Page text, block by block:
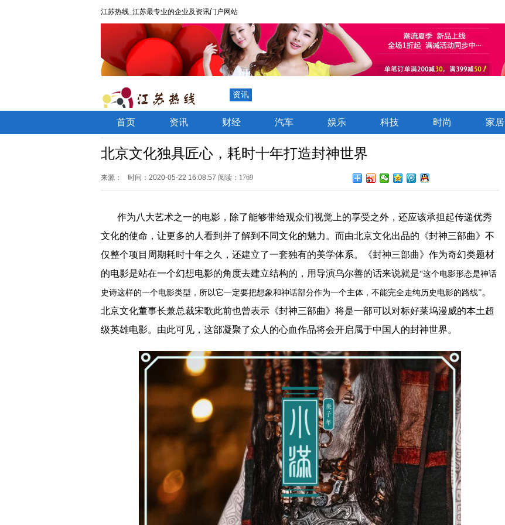
江苏热线_江苏最专业的企业及资讯门户网站
资讯
首页 资讯 财经 汽车 娱乐 科技 时尚 家居
北京文化独具匠心，耗时十年打造封神世界
来源： 时间：2020-05-22 16:08:57 阅读：1769
作为八大艺术之一的电影，除了能够带给观众们视觉上的享受之外，还应该承担起传递优秀
文化的使命，让更多的人看到并了解到不同文化的魅力。而由北京文化出品的《封神三部曲》不
仅整个项目周期耗时十年之久，还建立了一套独有的美学体系。 《封神三部曲》作为奇幻类题材
的电影是站在一个幻想电影的角度去建立结构的， 用导演乌尔善的话来说就是“这个电影形态是神话
史诗这样的一个电影类型，所以它一定要把想象和神话部分作为一个主体，不能完全走纯历史电影的路线”。
北京文化董事长兼总裁宋歌此前也曾表示 《封神三部曲》 将是一部可以对标好莱坞漫威的本土超
级英雄电影。 由此可见，这部凝聚了众人的心血作品将会开启属于中国人的封神世界。